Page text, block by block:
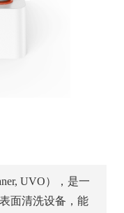
UVO），是一
面清洗设备，能